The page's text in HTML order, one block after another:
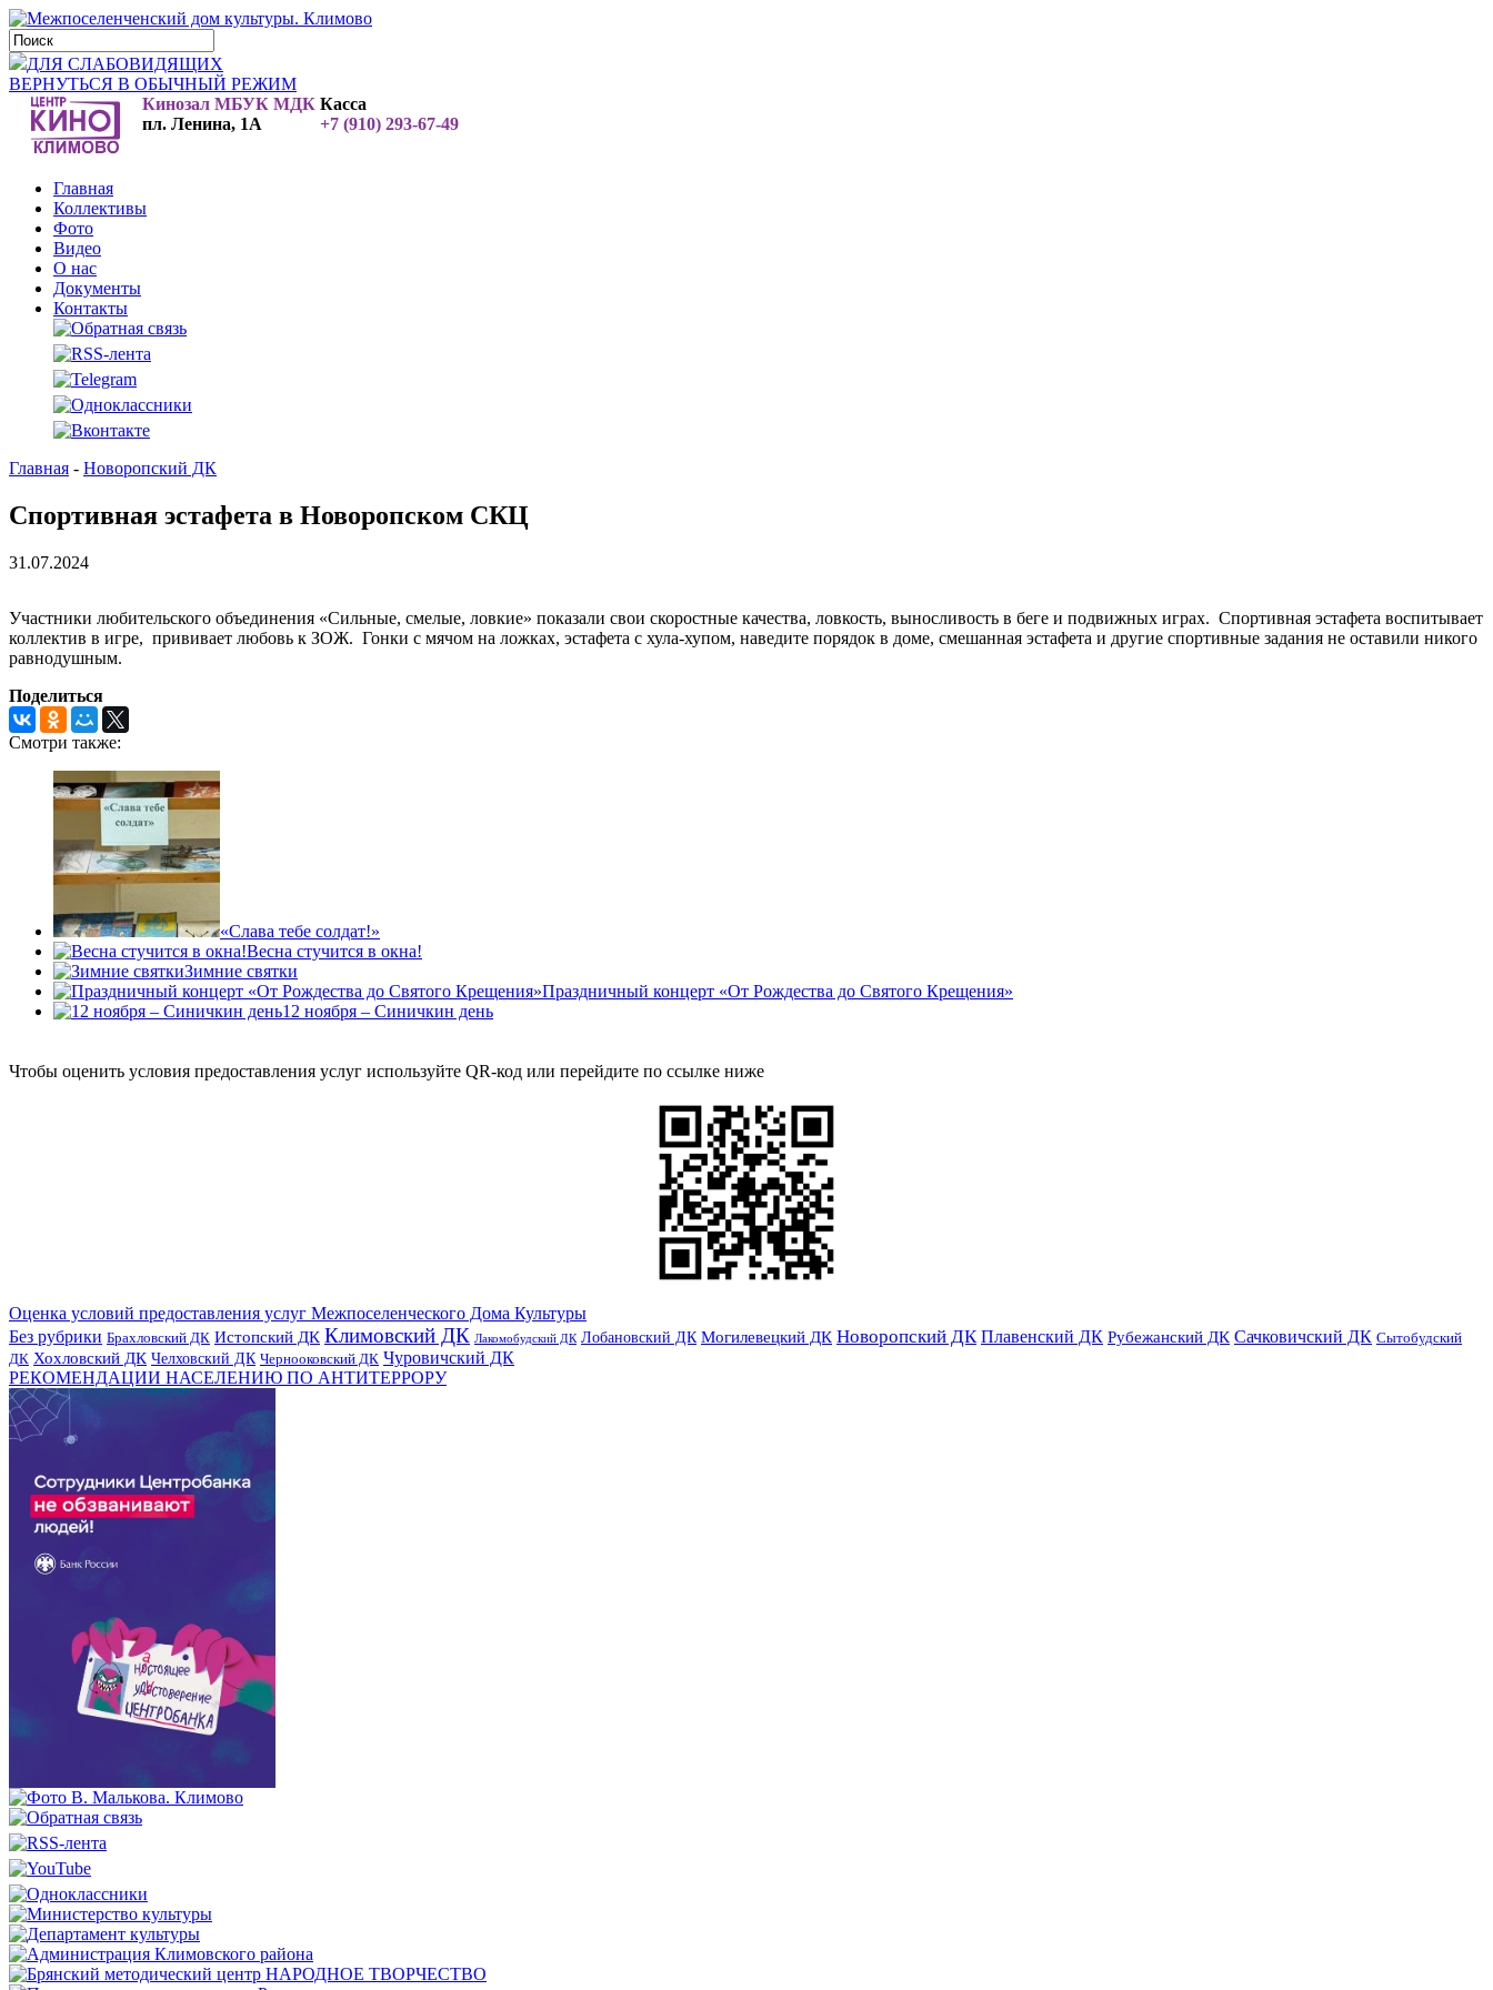
ДЛЯ СЛАБОВИДЯЩИХ
ВЕРНУТЬСЯ В ОБЫЧНЫЙ РЕЖИМ
Кинозал МБУК МДК
пл. Ленина, 1А
Касса
+7 (910) 293-67-49
Главная
Коллективы
Фото
Видео
О нас
Документы
Контакты
Главная - Новоропский ДК
Спортивная эстафета в Новоропском СКЦ
31.07.2024
Участники любительского объединения «Сильные, смелые, ловкие» показали свои скоростные качества, ловкость, выносливость в беге и подвижных играх. Спортивная эстафета воспитывает
коллектив в игре, прививает любовь к ЗОЖ. Гонки с мячом на ложках, эстафета с хула-хупом, наведите порядок в доме, смешанная эстафета и другие спортивные задания не оставили никого
равнодушным.
Поделиться
Смотри также:
«Слава тебе солдат!»
Весна стучится в окна!
Зимние святки
Праздничный концерт «От Рождества до Святого Крещения»
12 ноября – Синичкин день
Чтобы оценить условия предоставления услуг используйте QR-код или перейдите по ссылке ниже
Оценка условий предоставления услуг Межпоселенческого Дома Культуры
Без рубрики Брахловский ДК Истопский ДК Климовский ДК Лакомобудский ДК Лобановский ДК Могилевецкий ДК Новоропский ДК Плавенский ДК Рубежанский ДК Сачковичский ДК Сытобудский
ДК Хохловский ДК Челховский ДК Чернооковский ДК Чуровичский ДК
РЕКОМЕНДАЦИИ НАСЕЛЕНИЮ ПО АНТИТЕРРОРУ